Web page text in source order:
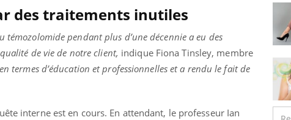
des traitements inutiles
pendant plus d’une décennie a eu des
de vie de notre client, indique Fiona Tinsley, membre
termes d’éducation et professionnelles et a rendu le fait de
interne est en cours. En attendant, le professeur Ian